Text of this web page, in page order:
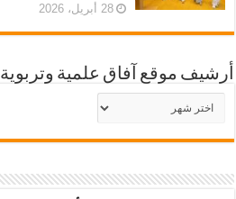
28 أبريل، 2026
أرشيف موقع آفاق علمية وتربوية
أرشيف
موقع